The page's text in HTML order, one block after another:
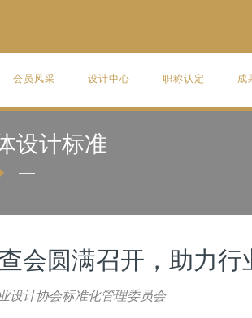
会员风采 设计中心 职称认定 成
设计标准
会圆满召开，助力行
设计协会标准化管理委员会